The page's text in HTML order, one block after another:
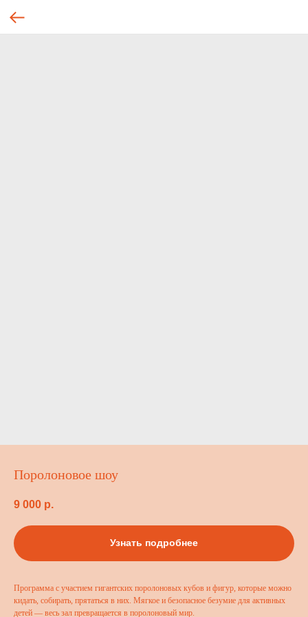
Поролоновое шоу
9 000 р.
Узнать подробнее
Программа с участием гигантских поролоновых кубов и фигур, которые можно
кидать, собирать, прятаться в них. Мягкое и безопасное безумие для активных
детей — весь зал превращается в поролоновый мир.